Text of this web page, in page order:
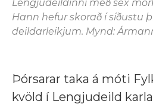
Lengjudeildinni með sex
Hann hefur skorað í síðustu
deildarleikjum. Mynd:
Þórsarar taka á móti
kvöld í Lengjudeild